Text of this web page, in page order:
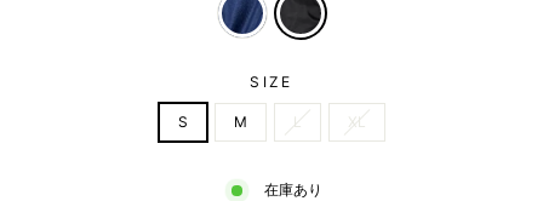
SIZE
S M L XL
在庫あり